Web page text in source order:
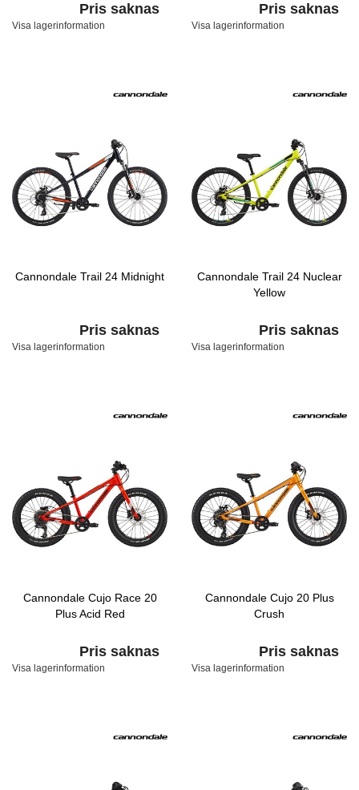
Pris saknas
Visa lagerinformation
Pris saknas
Visa lagerinformation
Cannondale Trail 24 Midnight
Pris saknas
Visa lagerinformation
Cannondale Trail 24 Nuclear
Yellow
Pris saknas
Visa lagerinformation
Cannondale Cujo Race 20
Plus Acid Red
Pris saknas
Visa lagerinformation
Cannondale Cujo 20 Plus
Crush
Pris saknas
Visa lagerinformation